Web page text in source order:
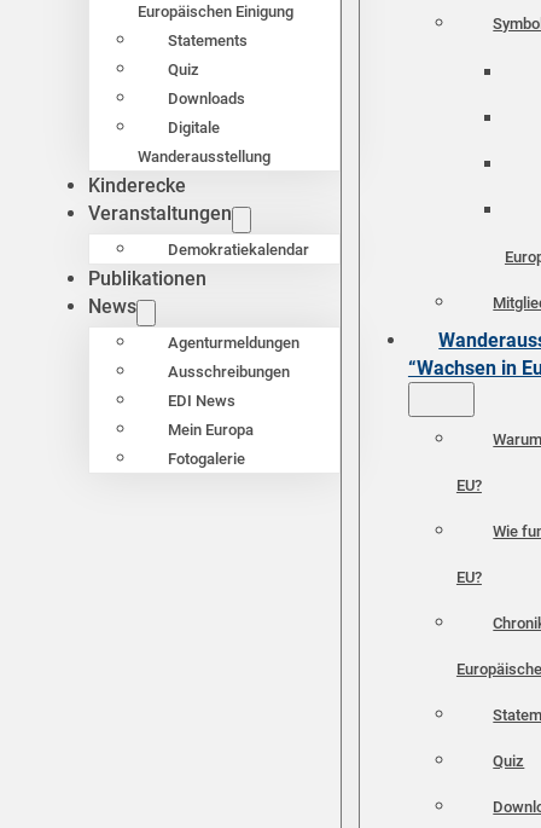
Europäischen Einigung
Statements
Quiz
Downloads
Digitale
Wanderausstellung
Kinderecke
Veranstaltungen
Demokratiekalendar
Publikationen
News
Agenturmeldungen
Ausschreibungen
EDI News
Mein Europa
Fotogalerie
“Wachsen in
EU?
Wie
EU?
Quiz